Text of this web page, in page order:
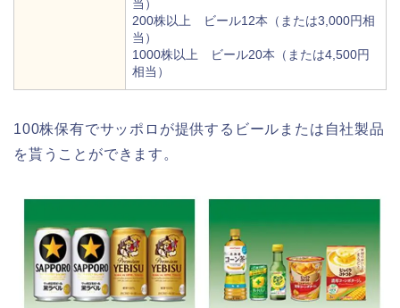
当）
200株以上 ビール12本（または3,000円相
当）
1000株以上 ビール20本（または4,500円
相当）
100株保有でサッポロが提供するビールまたは自社製品
を貰うことができます。